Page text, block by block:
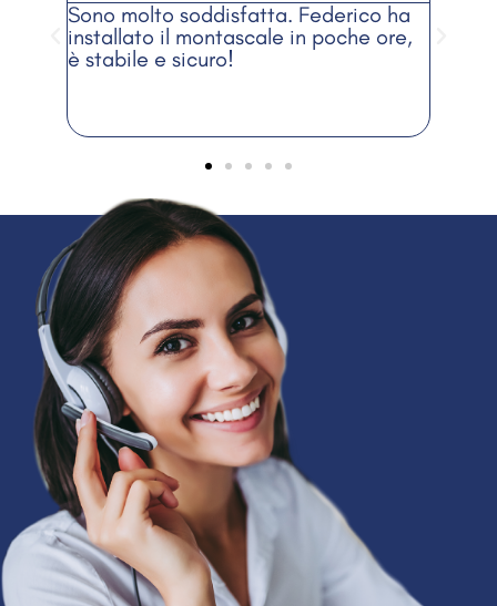
Federico ha
in poche ore,
Ho scelto Access Lift perché le
poltroncine erano
adattavano perfettamente alla